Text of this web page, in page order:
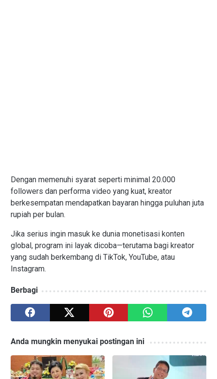
Dengan memenuhi syarat seperti minimal 20.000
followers dan performa video yang kuat, kreator
berkesempatan mendapatkan bayaran hingga puluhan juta
rupiah per bulan.
Jika serius ingin masuk ke dunia monetisasi konten
global, program ini layak dicoba—terutama bagi kreator
yang sudah berkembang di TikTok, YouTube, atau
Instagram.
Berbagi
Anda mungkin menyukai postingan ini